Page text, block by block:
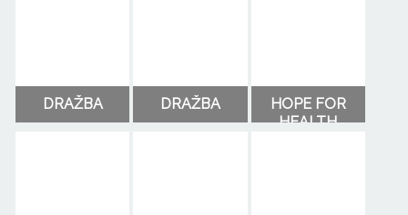
DRAŽBA DRAŽBA
HOPE FOR
HEALTH